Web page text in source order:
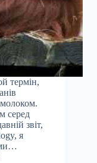
термін,
серед
звіт,
я